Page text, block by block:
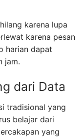
karena lupa
karena pesan
harian dapat
jam.
dari Data
tradisional yang
belajar dari
yang